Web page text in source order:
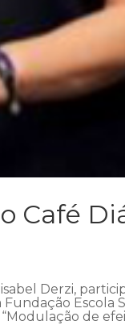
Café
Derzi,
Escola
de